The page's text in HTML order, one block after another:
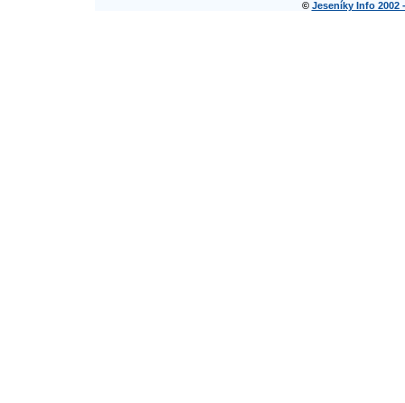
© Jeseníky Info 2002